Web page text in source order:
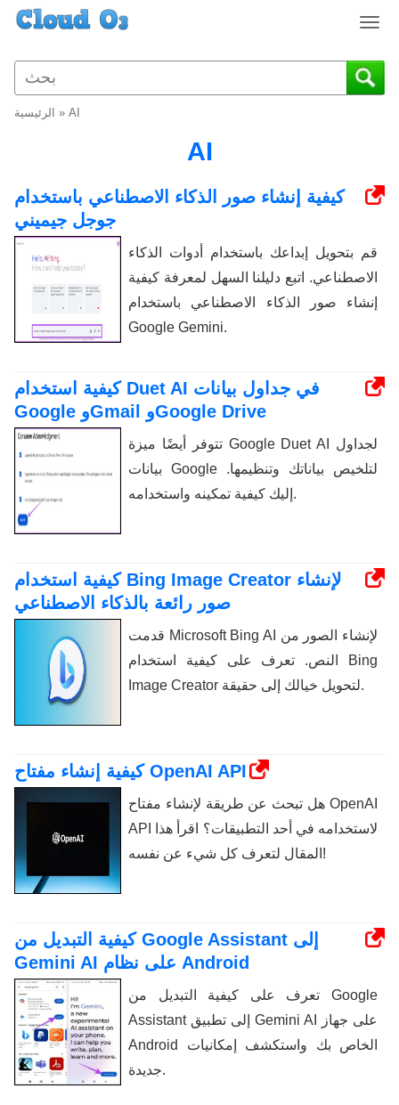
T
g
g
i
t
i
o
الرئيسية » AI
AI
كيفية إنشاء صور الذكاء الاصطناعي باستخدام
جوجل جيميني
قم بتحويل إبداعك باستخدام أدوات الذكاء
الاصطناعي. اتبع دليلنا السهل لمعرفة كيفية
إنشاء صور الذكاء الاصطناعي باستخدام
Google Gemini.
كيفية استخدام Duet AI في جداول بيانات
Google وGmail وGoogle Drive
تتوفر أيضًا ميزة Google Duet AI لجداول
بيانات Google لتلخيص بياناتك وتنظيمها.
إليك كيفية تمكينه واستخدامه.
كيفية استخدام Bing Image Creator لإنشاء
صور رائعة بالذكاء الاصطناعي
قدمت Microsoft Bing AI لإنشاء الصور من
النص. تعرف على كيفية استخدام Bing
Image Creator لتحويل خيالك إلى حقيقة.
كيفية إنشاء مفتاح OpenAI API
هل تبحث عن طريقة لإنشاء مفتاح OpenAI
API لاستخدامه في أحد التطبيقات؟ اقرأ هذا
المقال لتعرف كل شيء عن نفسه!
كيفية التبديل من Google Assistant إلى
Gemini AI على نظام Android
تعرف على كيفية التبديل من Google
Assistant إلى تطبيق Gemini AI على جهاز
Android الخاص بك واستكشف إمكانيات
جديدة.